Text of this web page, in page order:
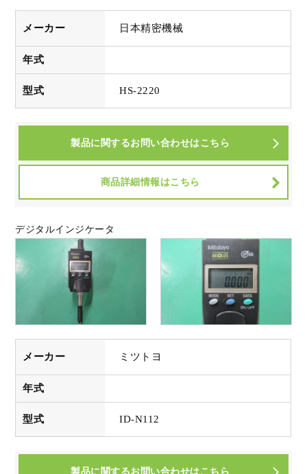
メーカー 日本精密機械
年式
型式 HS-2220
製品に関するお問い合わせはこちら
商品詳細情報はこちら
デジタルインジケータ
メーカー ミツトヨ
年式
型式 ID-N112
製品に関するお問い合わせはこちら